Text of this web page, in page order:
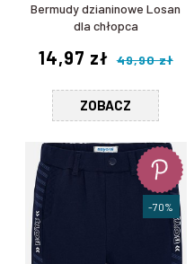
Bermudy dzianinowe Losan
dla chłopca
14,97 zł 49,90 zł
ZOBACZ
-70%